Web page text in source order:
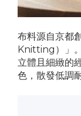
布料源自京都
Knitting）」
立體且細緻的
色，散發低調